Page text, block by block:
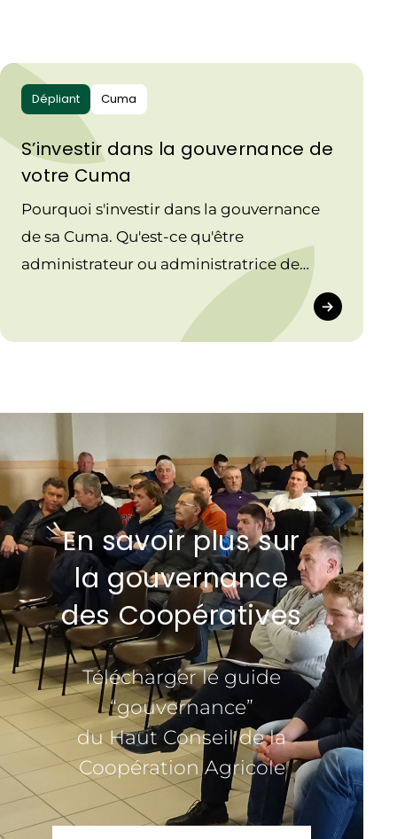
Dépliant Cuma
S’investir dans la gouvernance de
votre Cuma
Pourquoi s'investir dans la gouvernance
de sa Cuma. Qu'est-ce qu'être
administrateur ou administratrice de
Cuma, quelles sont les missions du Bureau
et du Conseil d'administration de la Cuma.
En savoir plus sur
la gouvernance
des Coopératives
Télécharger le guide
“gouvernance”
du Haut Conseil de la
Coopération Agricole